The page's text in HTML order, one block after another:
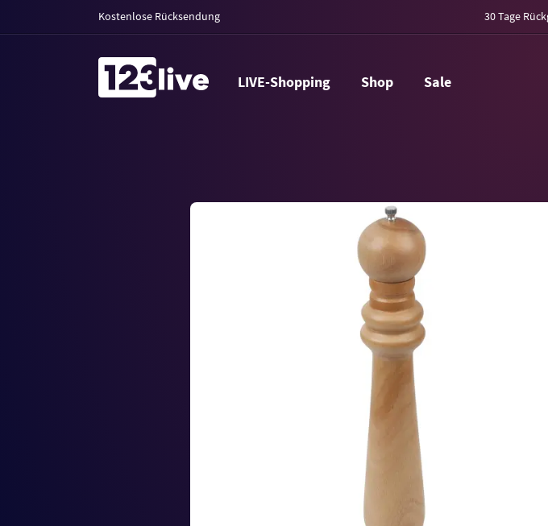
Kostenlose Rücksendung 30 Tage
LIVE-Shopping Shop Sale